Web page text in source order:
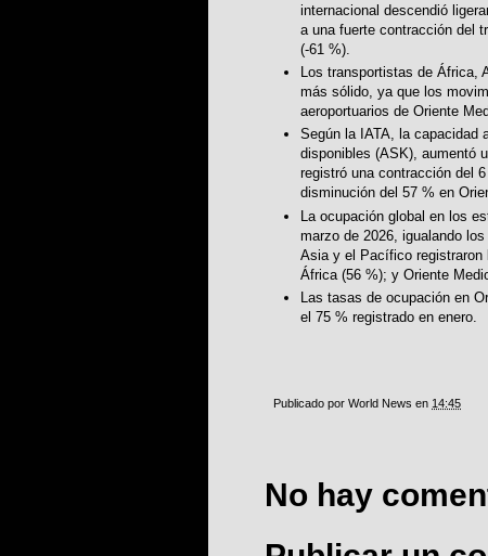
internacional descendió
a una fuerte contracción del
(-61 %).
Los transportistas de África,
más sólido, ya que los
aeroportuarios de Oriente
Según la IATA, la capacidad
disponibles (ASK), aumentó
registró una contracción del
disminución del 57 % en
La ocupación global en los
marzo de 2026, igualando
Asia y el Pacífico registraron
África (56 %); y Oriente
Las tasas de ocupación en
el 75 % registrado en enero.
Publicado por World News en 14:45
No hay